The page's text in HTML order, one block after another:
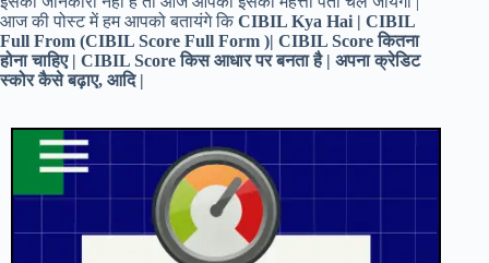
आज की पोस्ट में हम आपको बतायंगे कि CIBIL Kya Hai | CIBIL
Full From (CIBIL Score Full Form )| CIBIL Score कितना
होना चाहिए | CIBIL Score किस आधार पर बनता है | अपना क्रेडिट
स्कोर कैसे बढ़ाए, आदि |